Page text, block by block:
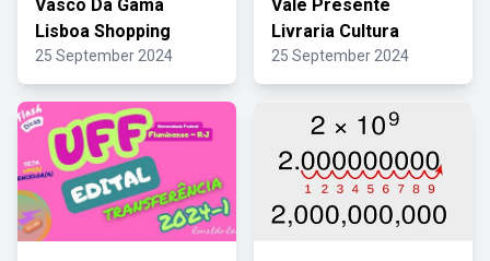
Vasco Da Gama
Lisboa Shopping
25 September 2024
Vale Presente
Livraria Cultura
25 September 2024